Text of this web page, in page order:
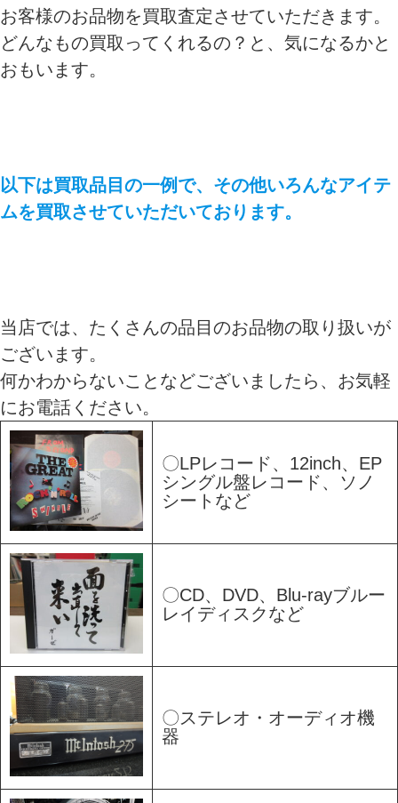
お客様のお品物を買取査定させていただきます。
どんなもの買取ってくれるの？と、気になるかと
おもいます。
以下は買取品目の一例で、その他いろんなアイテ
ムを買取させていただいております。
当店では、たくさんの品目のお品物の取り扱いが
ございます。
何かわからないことなどございましたら、お気軽
にお電話ください。
〇LPレコード、12inch、EP
シングル盤レコード、ソノ
シートなど
〇CD、DVD、Blu-rayブルー
レイディスクなど
〇ステレオ・オーディオ機
器